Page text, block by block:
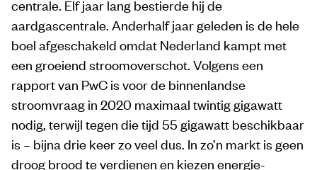
centrale. Elf jaar lang bestierde hij de
aardgascentrale. Anderhalf jaar geleden is de hele
boel afgeschakeld omdat Nederland kampt met
een groeiend stroomoverschot. Volgens een
rapport van PwC is voor de binnenlandse
stroomvraag in 2020 maximaal twintig gigawatt
nodig, terwijl tegen die tijd 55 gigawatt beschikbaar
is – bijna drie keer zo veel dus. In zo’n markt is geen
droog brood te verdienen en kiezen energie­